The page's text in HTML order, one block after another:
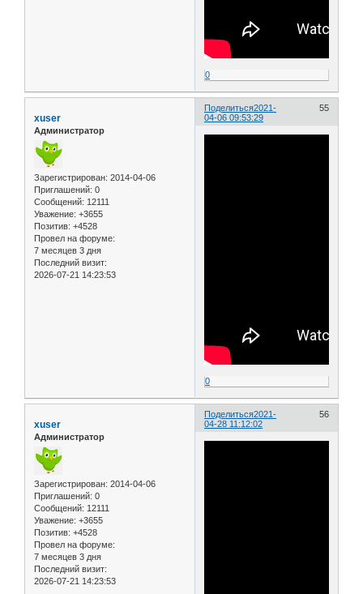
0
Поделиться 55
2021-
04-06 09:53:29
xuser
Администратор
Зарегистрирован: 2014-04-06
Приглашений: 0
Сообщений: 12111
Уважение: +3655
Позитив: +4528
Провел на форуме:
7 месяцев 3 дня
Последний визит:
2026-07-21 14:23:53
0
Поделиться 56
2021-
04-28 11:12:02
xuser
Администратор
Зарегистрирован: 2014-04-06
Приглашений: 0
Сообщений: 12111
Уважение: +3655
Позитив: +4528
Провел на форуме:
7 месяцев 3 дня
Последний визит:
2026-07-21 14:23:53